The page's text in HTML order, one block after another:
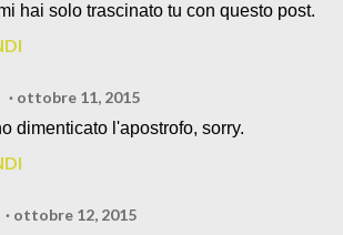
hai solo trascinato tu con questo post.
ottobre 11, 2015
dimenticato l'apostrofo, sorry.
ottobre 12, 2015